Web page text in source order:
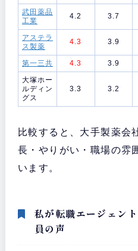
武田薬品
工業
4.2 3.7
アステラ
ス製薬
4.3 3.9
第一三共 4.3 3.9
大塚ホー
ルディン
グス
3.3 3.2
比較すると、大手製薬会
長・やりがい・職場の雰
います。
私が転職エージェン
員の声